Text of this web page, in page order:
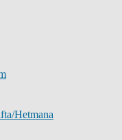
Hetmana